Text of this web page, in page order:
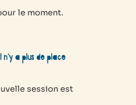
le moment.
a plus de place
session est